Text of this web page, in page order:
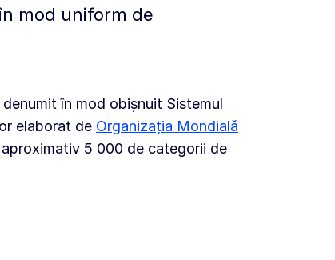
mod uniform de
în mod obișnuit Sistemul
elaborat de Organizația Mondială
5 000 de categorii de